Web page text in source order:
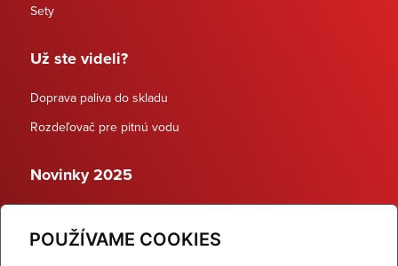
POUŽÍVAME COOKIES
Sety
Už ste videli?
Doprava paliva do skladu
Rozdeľovač pre pitnú vodu
Novinky 2025
Dynamické termostatické ventily